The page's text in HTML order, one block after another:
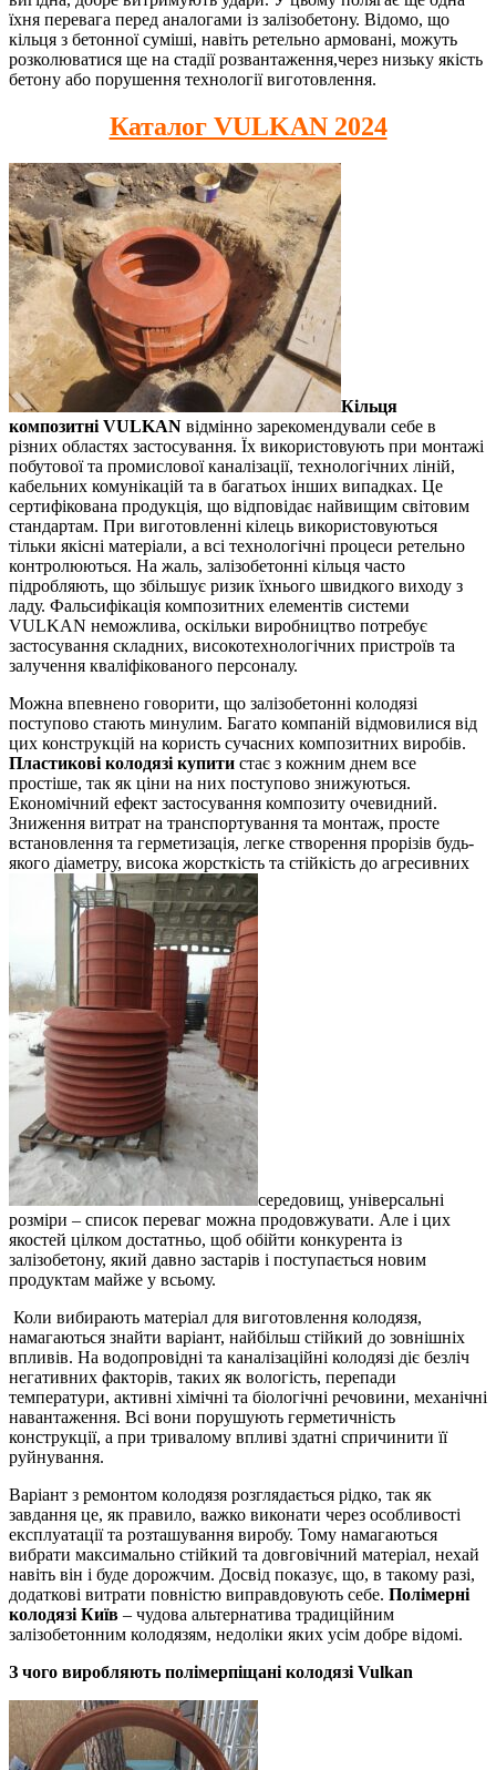
їхня перевага перед аналогами із залізобетону. Відомо, що
кільця з бетонної суміші, навіть ретельно армовані, можуть
розколюватися ще на стадії розвантаження,через низьку якість
бетону або порушення технології виготовлення.
Каталог VULKAN 2024
Кільця
композитні VULKAN відмінно зарекомендували себе в
різних областях застосування. Їх використовують при монтажі
побутової та промислової каналізації, технологічних ліній,
кабельних комунікацій та в багатьох інших випадках. Це
сертифікована продукція, що відповідає найвищим світовим
стандартам. При виготовленні кілець використовуються
тільки якісні матеріали, а всі технологічні процеси ретельно
контролюються. На жаль, залізобетонні кільця часто
підробляють, що збільшує ризик їхнього швидкого виходу з
ладу. Фальсифікація композитних елементів системи
VULKAN неможлива, оскільки виробництво потребує
застосування складних, високотехнологічних пристроїв та
залучення кваліфікованого персоналу.
Можна впевнено говорити, що залізобетонні колодязі
поступово стають минулим. Багато компаній відмовилися від
цих конструкцій на користь сучасних композитних виробів.
Пластикові колодязі купити стає з кожним днем ​​все
простіше, так як ціни на них поступово знижуються.
Економічний ефект застосування композиту очевидний.
Зниження витрат на транспортування та монтаж, просте
встановлення та герметизація, легке створення прорізів будь-
якого діаметру, висока жорсткість та стійкість до агресивних
середовищ, універсальні
розміри – список переваг можна продовжувати. Але і цих
якостей цілком достатньо, щоб обійти конкурента із
залізобетону, який давно застарів і поступається новим
продуктам майже у всьому.
Коли вибирають матеріал для виготовлення колодязя,
намагаються знайти варіант, найбільш стійкий до зовнішніх
впливів. На водопровідні та каналізаційні колодязі діє безліч
негативних факторів, таких як вологість, перепади
температури, активні хімічні та біологічні речовини, механічні
навантаження. Всі вони порушують герметичність
конструкції, а при тривалому впливі здатні спричинити її
руйнування.
Варіант з ремонтом колодязя розглядається рідко, так як
завдання це, як правило, важко виконати через особливості
експлуатації та розташування виробу. Тому намагаються
вибрати максимально стійкий та довговічний матеріал, нехай
навіть він і буде дорожчим. Досвід показує, що, в такому разі,
додаткові витрати повністю виправдовують себе. Полімерні
колодязі Київ – чудова альтернатива традиційним
залізобетонним колодязям, недоліки яких усім добре відомі.
З чого виробляють полімерпіщані колодязі Vulkan